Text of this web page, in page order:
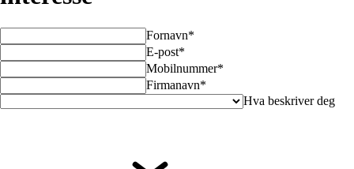
Fornavn*
E-post*
Mobilnummer*
Firmanavn*
Hva beskriver deg